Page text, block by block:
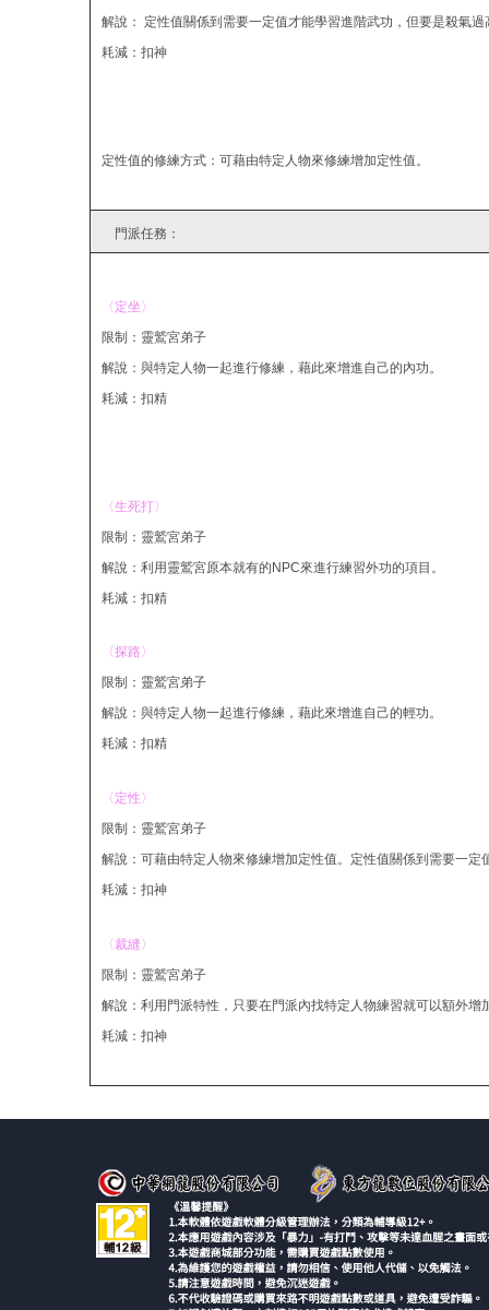
解說： 定性值關係到需要一定值才能學習進階武功，但要是殺氣過
耗減：扣神
定性值的修練方式：可藉由特定人物來修練增加定性值。
門派任務：
〈定坐〉
限制：靈鷲宮弟子
解說：與特定人物一起進行修練，藉此來增進自己的內功。
耗減：扣精
〈生死打〉
限制：靈鷲宮弟子
解說：利用靈鷲宮原本就有的NPC來進行練習外功的項目。
耗減：扣精
〈探路〉
限制：靈鷲宮弟子
解說：與特定人物一起進行修練，藉此來增進自己的輕功。
耗減：扣精
〈定性〉
限制：靈鷲宮弟子
解說：可藉由特定人物來修練增加定性值。定性值關係到需要一定
耗減：扣神
〈裁縫〉
限制：靈鷲宮弟子
解說：利用門派特性，只要在門派內找特定人物練習就可以額外增
耗減：扣神